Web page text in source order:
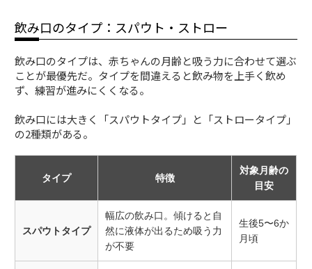
飲み口のタイプ：スパウト・ストロー
飲み口のタイプは、赤ちゃんの月齢と吸う力に合わせて選ぶ
ことが最優先だ。タイプを間違えると飲み物を上手く飲め
ず、練習が進みにくくなる。
飲み口には大きく「スパウトタイプ」と「ストロータイプ」
の2種類がある。
タイプ 特徴
対象月齢の
目安
スパウトタイプ
幅広の飲み口。傾けると自
然に液体が出るため吸う力
が不要
生後5〜6か
月頃